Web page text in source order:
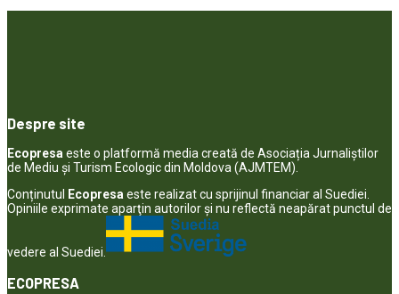
Despre site
Ecopresa este o platformă media creată de Asociația Jurnaliștilor
de Mediu și Turism Ecologic din Moldova (AJMTEM).
Conținutul
Ecopresa este realizat cu sprijinul financiar al Suediei.
Opiniile exprimate aparţin autorilor şi nu reflectă neapărat punctul de
vedere al Suediei.
ECOPRESA